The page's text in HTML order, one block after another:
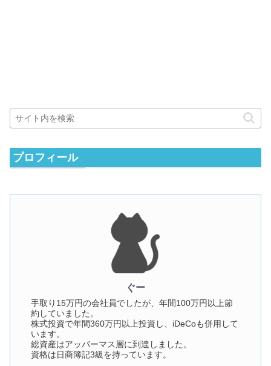
プロフィール
ぐー
手取り15万円の会社員でしたが、年間100万円以上節
約していました。
株式投資で年間360万円以上投資し、iDeCoも併用して
います。
総資産はアッパーマス層に到達しました。
資格は日商簿記3級を持っています。